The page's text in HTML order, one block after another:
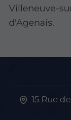
Villeneuve-
d'Agenais.
15 Rue